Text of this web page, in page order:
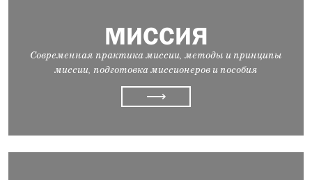
МИССИЯ
Современная практика миссии, методы и принципы
миссии, подготовка миссионеров и пособия
⟶